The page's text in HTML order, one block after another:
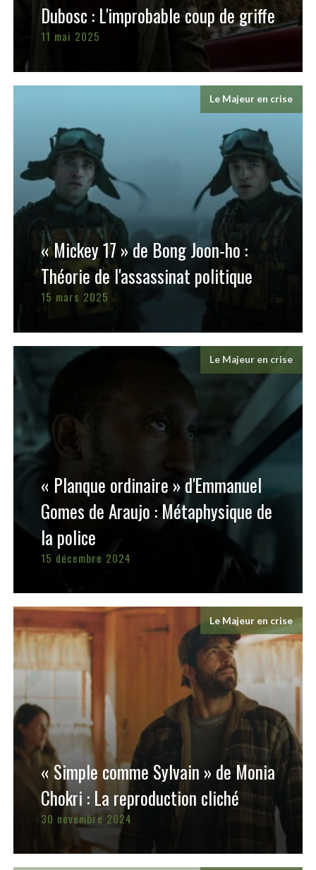
Dubosc : L'improbable coup de griffe
11 mai 2025
Le Majeur en crise
« Mickey 17 » de Bong Joon-ho :
Théorie de l'assassinat politique
15 mars 2025
Le Majeur en crise
« Planque ordinaire » d'Emmanuel
Gomes de Araujo : Métaphysique de
la police
15 décembre 2024
Le Majeur en crise
« Simple comme Sylvain » de Monia
Chokri : La reproduction cliché
30 novembre 2024